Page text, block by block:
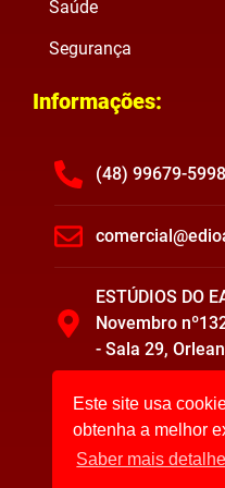
Saúde
Segurança
Informações:
(48) 99679-5998
ESTÚDIOS DO
Novembro
- Sala 29,
Este site usa
obtenha a melhor
Saber mais